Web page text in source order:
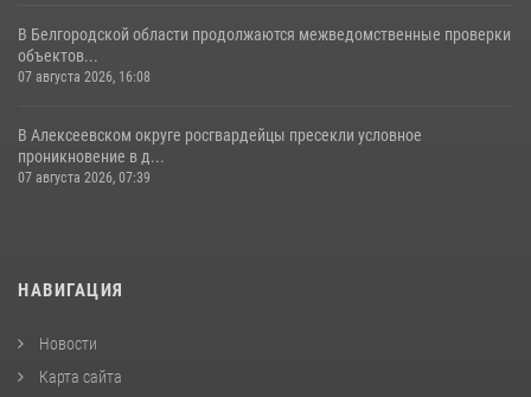
В Белгородской области продолжаются межведомственные проверки
объектов...
07 августа 2026, 16:08
В Алексеевском округе росгвардейцы пресекли условное
проникновение в д...
07 августа 2026, 07:39
НАВИГАЦИЯ
Новости
Карта сайта